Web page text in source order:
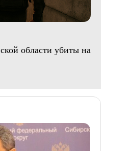
области убиты на